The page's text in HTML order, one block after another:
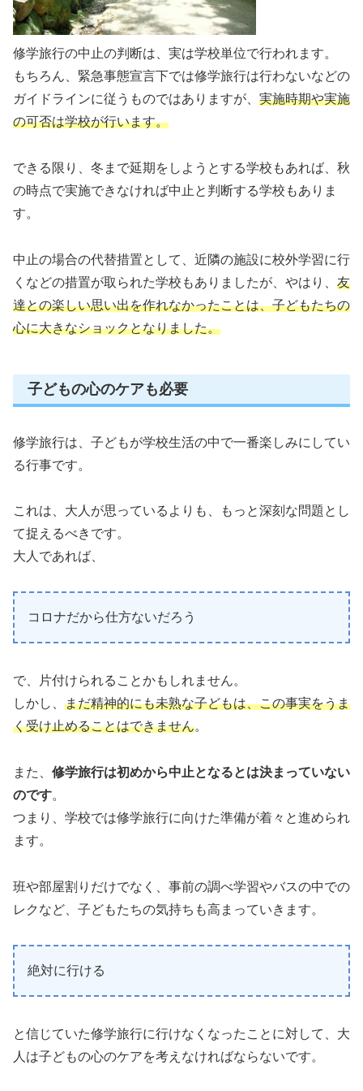
修学旅行の中止の判断は、実は学校単位で行われます。
もちろん、緊急事態宣言下では修学旅行は行わないなどの
ガイドラインに従うものではありますが、 実施時期や実施
の可否は学校が行います。
できる限り、冬まで延期をしようとする学校もあれば、秋
の時点で実施できなければ中止と判断する学校もありま
す。
中止の場合の代替措置として、近隣の施設に校外学習に行
くなどの措置が取られた学校もありましたが、やはり、 友
達との楽しい思い出を作れなかったことは、子どもたちの
心に大きなショックとなりました。
子どもの心のケアも必要
修学旅行は、子どもが学校生活の中で一番楽しみにしてい
る行事です。
これは、大人が思っているよりも、もっと深刻な問題とし
て捉えるべきです。
大人であれば、
コロナだから仕方ないだろう
で、片付けられることかもしれません。
しかし、 まだ精神的にも未熟な子どもは、この事実をうま
く受け止めることはできません。
また、 修学旅行は初めから中止となるとは決まっていない
のです。
つまり、学校では修学旅行に向けた準備が着々と進められ
ます。
班や部屋割りだけでなく、事前の調べ学習やバスの中での
レクなど、子どもたちの気持ちも高まっていきます。
絶対に行ける
と信じていた修学旅行に行けなくなったことに対して、大
人は子どもの心のケアを考えなければならないです。